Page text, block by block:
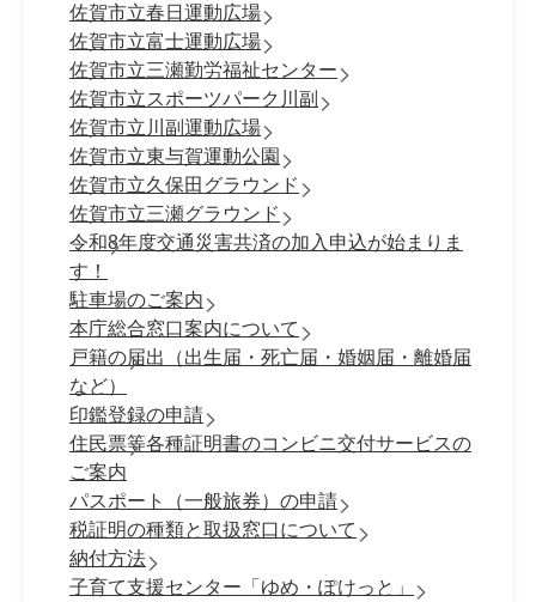
佐賀市立春日運動広場
佐賀市立富士運動広場
佐賀市立三瀬勤労福祉センター
佐賀市立スポーツパーク川副
佐賀市立川副運動広場
佐賀市立東与賀運動公園
佐賀市立久保田グラウンド
佐賀市立三瀬グラウンド
令和8年度交通災害共済の加入申込が始まりま
す！
駐車場のご案内
本庁総合窓口案内について
戸籍の届出（出生届・死亡届・婚姻届・離婚届
など）
印鑑登録の申請
住民票等各種証明書のコンビニ交付サービスの
ご案内
パスポート（一般旅券）の申請
税証明の種類と取扱窓口について
納付方法
子育て支援センター「ゆめ・ぽけっと」